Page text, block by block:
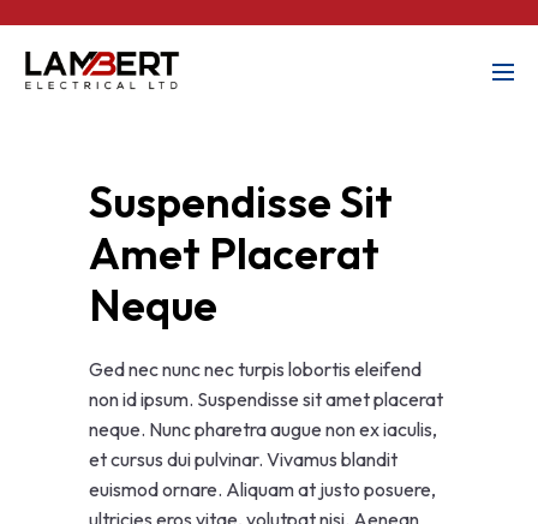
Suspendisse Sit
Amet Placerat
Neque
Ged nec nunc nec turpis lobortis eleifend
non id ipsum. Suspendisse sit amet placerat
neque. Nunc pharetra augue non ex iaculis,
et cursus dui pulvinar. Vivamus blandit
euismod ornare. Aliquam at justo posuere,
ultricies eros vitae, volutpat nisi. Aenean